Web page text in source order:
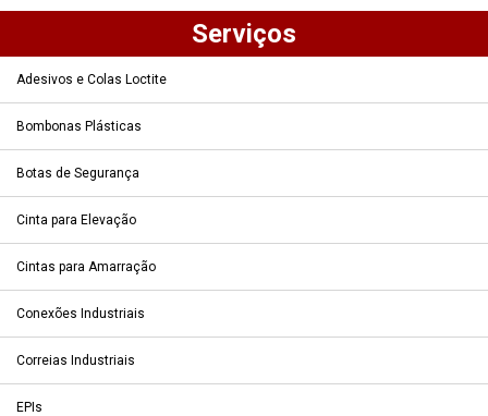
Serviços
Adesivos e Colas Loctite
Bombonas Plásticas
Botas de Segurança
Cinta para Elevação
Cintas para Amarração
Conexões Industriais
Correias Industriais
EPIs